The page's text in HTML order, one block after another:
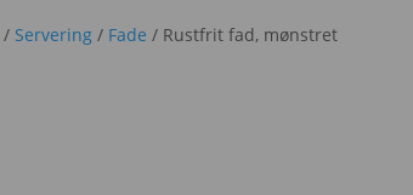
/ Servering / Fade / Rustfrit fad, mønstret